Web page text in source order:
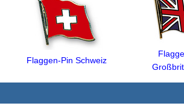
Flaggen-Pin Schweiz